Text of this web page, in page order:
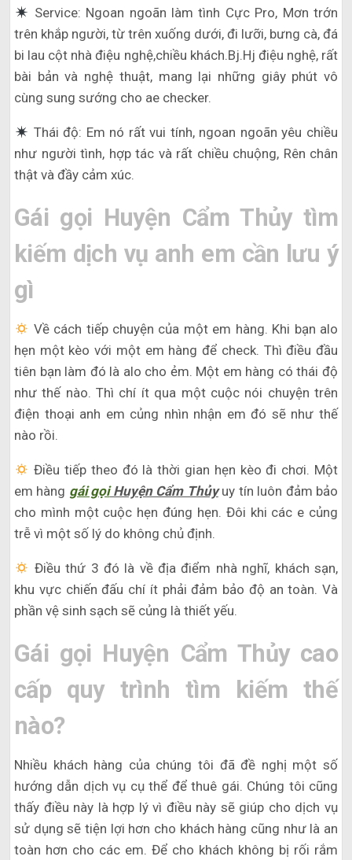
Service: Ngoan ngoãn làm tình Cực Pro, Mơn trớn
trên khắp người, từ trên xuống dưới, đi lưỡi, bưng cà, đá
bi lau cột nhà điệu nghệ,chiều khách.Bj.Hj điệu nghệ, rất
bài bản và nghệ thuật, mang lại những giây phút vô
cùng sung sướng cho ae checker.
Thái độ: Em nó rất vui tính, ngoan ngoãn yêu chiều
như người tình, hợp tác và rất chiều chuộng, Rên chân
thật và đầy cảm xúc.
Gái gọi Huyện Cẩm Thủy tìm
kiếm dịch vụ anh em cần lưu ý
gì
Về cách tiếp chuyện của một em hàng. Khi bạn alo
hẹn một kèo với một em hàng để check. Thì điều đầu
tiên bạn làm đó là alo cho ẻm. Một em hàng có thái độ
như thế nào. Thì chí ít qua một cuộc nói chuyện trên
điện thoại anh em củng nhìn nhận em đó sẽ như thế
nào rồi.
Điều tiếp theo đó là thời gian hẹn kèo đi chơi. Một
em hàng gái gọiHuyện Cẩm Thủyuy tín luôn đảm bảo
cho mình một cuộc hẹn đúng hẹn. Đôi khi các e củng
trễ vì một số lý do không chủ định.
Điều thứ 3 đó là về địa điểm nhà nghĩ, khách sạn,
khu vực chiến đấu chí ít phải đảm bảo độ an toàn. Và
phần vệ sinh sạch sẽ củng là thiết yếu.
Gái gọi Huyện Cẩm Thủy cao
cấp quy trình tìm kiếm thế
nào?
Nhiều khách hàng của chúng tôi đã đề nghị một số
hướng dẫn dịch vụ cụ thể để thuê gái. Chúng tôi cũng
thấy điều này là hợp lý vì điều này sẽ giúp cho dịch vụ
sử dụng sẽ tiện lợi hơn cho khách hàng cũng như là an
toàn hơn cho các em. Để cho khách không bị rối rắm